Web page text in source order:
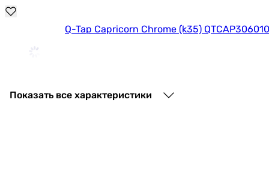
Q-Tap Capricorn Chrome (k35)
4 204 Купить
Показать все характеристики